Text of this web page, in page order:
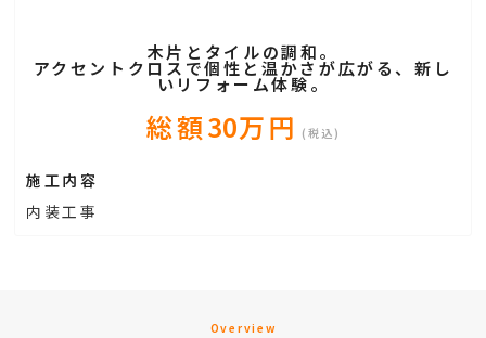
木片とタイルの調和。
アクセントクロスで個性と温かさが広がる、新し
いリフォーム体験。
総額30万円 (税込)
施工内容
内装工事
Overview